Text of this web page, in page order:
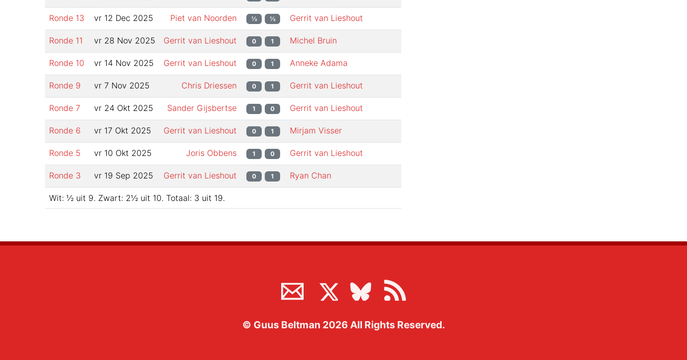
Ronde 13 vr 12 Dec 2025 Piet van Noorden ½ ½ Gerrit van Lieshout
Ronde 11 vr 28 Nov 2025 Gerrit van Lieshout 0 1 Michel Bruin
Ronde 10 vr 14 Nov 2025 Gerrit van Lieshout 0 1 Anneke Adama
Ronde 9 vr 7 Nov 2025 Chris Driessen 0 1 Gerrit van Lieshout
Ronde 7 vr 24 Okt 2025 Sander Gijsbertse 1 0 Gerrit van Lieshout
Ronde 6 vr 17 Okt 2025 Gerrit van Lieshout 0 1 Mirjam Visser
Ronde 5 vr 10 Okt 2025 Joris Obbens 1 0 Gerrit van Lieshout
Ronde 3 vr 19 Sep 2025 Gerrit van Lieshout 0 1 Ryan Chan
Wit: ½ uit 9. Zwart: 2½ uit 10. Totaal: 3 uit 19.
© Guus Beltman 2026 All Rights Reserved.